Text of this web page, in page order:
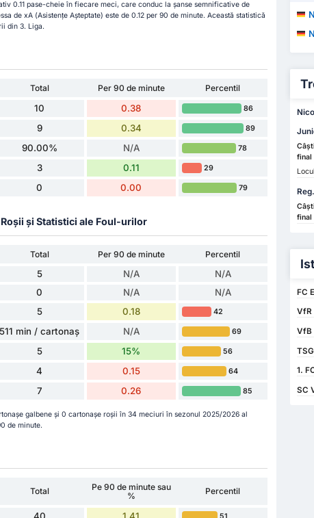
0.11 pase-cheie în fiecare meci, care conduc la șanse semnificative de
de xA (Asistențe Așteptate) este de 0.12 per 90 de minute. Această statistică
din 3. Liga.
Total Per 90 de minute
Percentil
10 0.38 86
9 0.34 89
90.00% N/A 78
3 0.11 29
0 0.00 79
și Statistici ale Foul-urilor
Total Per 90 de minute
Percentil
5 N/A N/A
0 N/A N/A
5 0.18 42
511 min / cartonaș N/A 69
5 15% 56
4 0.15 64
7 0.26 85
galbene și 0 cartonașe roșii în 34 meciuri în sezonul 2025/2026 al
de minute.
Total
Pe 90 de minute sau
%
Percentil
40 1.41 51
final
final
FC
VfR
VfB
1.
SC